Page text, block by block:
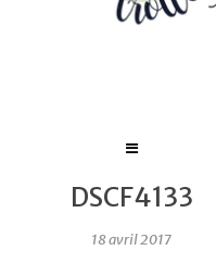
DSCF4133
18 avril 2017